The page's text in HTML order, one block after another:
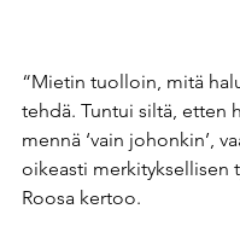
“Mietin tuolloin, mitä
tehdä. Tuntui siltä, etten
mennä ‘vain johonkin’,
oikeasti merkityksellisen
Roosa kertoo.